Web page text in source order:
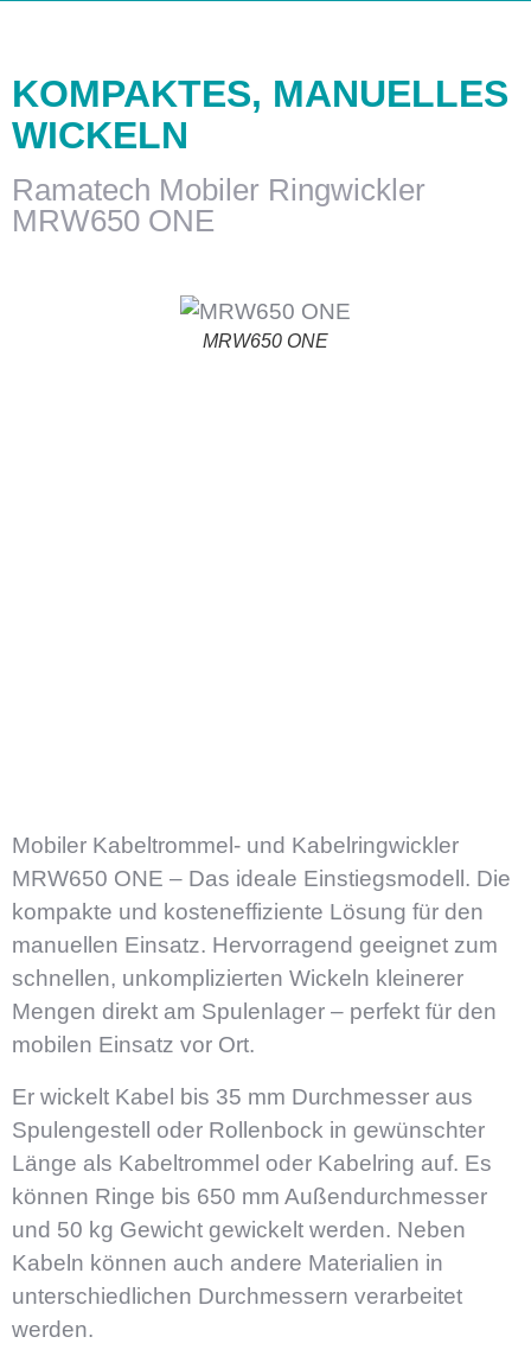
KOMPAKTES, MANUELLES
WICKELN
Ramatech Mobiler Ringwickler
MRW650 ONE
MRW650 ONE
Mobiler Kabeltrommel- und Kabelringwickler
MRW650 ONE – Das ideale Einstiegsmodell. Die
kompakte und kosteneffiziente Lösung für den
manuellen Einsatz. Hervorragend geeignet zum
schnellen, unkomplizierten Wickeln kleinerer
Mengen direkt am Spulenlager – perfekt für den
mobilen Einsatz vor Ort.
Er wickelt Kabel bis 35 mm Durchmesser aus
Spulengestell oder Rollenbock in gewünschter
Länge als Kabeltrommel oder Kabelring auf. Es
können Ringe bis 650 mm Außendurchmesser
und 50 kg Gewicht gewickelt werden. Neben
Kabeln können auch andere Materialien in
unterschiedlichen Durchmessern verarbeitet
werden.